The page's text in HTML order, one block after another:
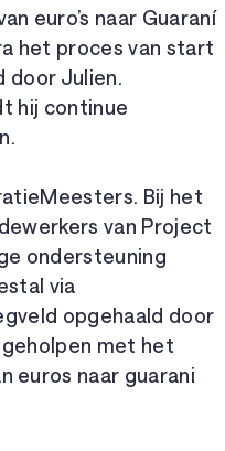
euro’s naar Guaraní
het proces van start
door Julien.
hij continue
Bij het
van Project
ondersteuning
via
opgehaald door
met het
euros naar guarani